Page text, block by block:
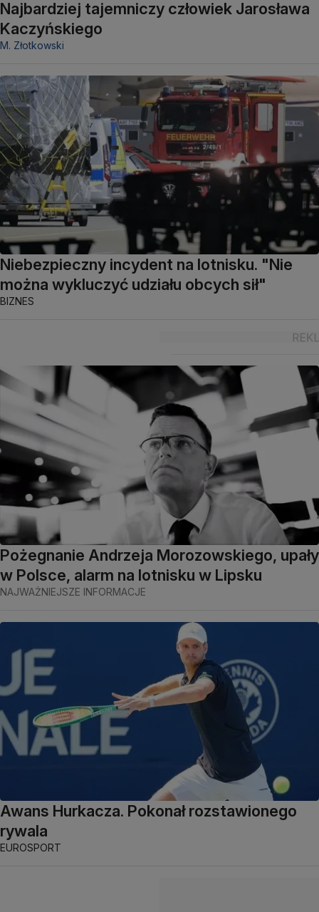
Najbardziej tajemniczy człowiek Jarosława
Kaczyńskiego
M. Złotkowski
Niebezpieczny incydent na lotnisku. "Nie
można wykluczyć udziału obcych sił"
BIZNES
Pożegnanie Andrzeja Morozowskiego, upały
w Polsce, alarm na lotnisku w Lipsku
NAJWAŻNIEJSZE INFORMACJE
Awans Hurkacza. Pokonał rozstawionego
rywala
EUROSPORT